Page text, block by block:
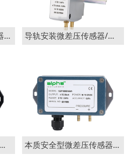
不锈钢外壳微差压传感器/变送器165 导轨安装微差压传感器/变送器167
高性价比微差压传感器/变送器166 本质安全型微差压传感器/变送器168